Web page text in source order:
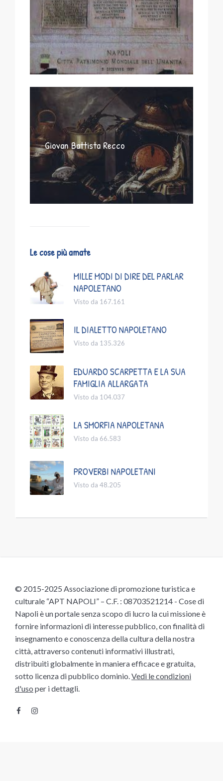
Giovan Battista Recco
Le cose più amate
MILLE MODI DI DIRE DEL PARLAR
NAPOLETANO
Visto da 167.161
IL DIALETTO NAPOLETANO
Visto da 135.326
EDUARDO SCARPETTA E LA SUA
FAMIGLIA ALLARGATA
Visto da 104.037
LA SMORFIA NAPOLETANA
Visto da 66.583
PROVERBI NAPOLETANI
Visto da 48.205
© 2015-2025 Associazione di promozione turistica e
culturale “APT NAPOLI” – C.F. : 08703521214 - Cose di
Napoli è un portale senza scopo di lucro la cui missione è
fornire informazioni di interesse pubblico, con finalità di
insegnamento e conoscenza della cultura della nostra
città, attraverso contenuti informativi illustrati,
distribuiti globalmente in maniera efficace e gratuita,
sotto licenza di pubblico dominio.Vedi le condizioni
d'uso per i dettagli.